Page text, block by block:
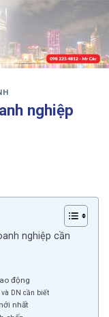
nghiệp
nghiệp cần
động
DN cần biết
nhất